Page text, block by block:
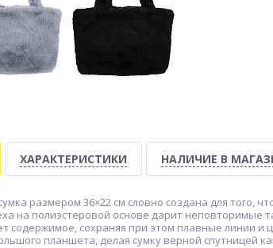
ХАРАКТЕРИСТИКИ НАЛИЧИЕ В
размером 36×22 см словно создана для того,
на полиэстеровой основе дарит
содержимое, сохраняя при этом плавные линии и
планшета, делая сумку верной спутницей